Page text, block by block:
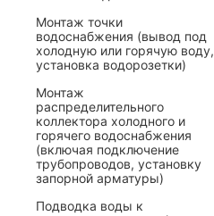
Монтаж точки
водоснабжения (вывод под
холодную или горячую воду,
установка водорозетки)
Монтаж
распределительного
коллектора холодного и
горячего водоснабжения
(включая подключение
трубопроводов, установку
запорной арматуры)
Подводка воды к